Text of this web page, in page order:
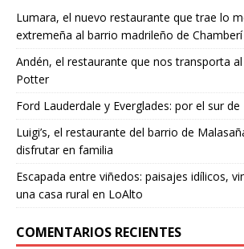
Lumara, el nuevo restaurante que trae lo
extremeña al barrio madrileño de Chamberí
Andén, el restaurante que nos transporta
Potter
Ford Lauderdale y Everglades: por el sur de
Luigi’s, el restaurante del barrio de
disfrutar en familia
Escapada entre viñedos: paisajes idílicos,
una casa rural en LoAlto
COMENTARIOS RECIENTES